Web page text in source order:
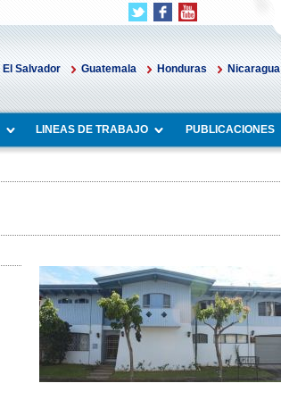
El Salvador Guatemala Honduras Nicaragua
LINEAS DE TRABAJO PUBLICACIONES